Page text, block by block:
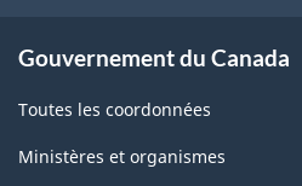
Gouvernement du Canada
Toutes les coordonnées
Ministères et organismes